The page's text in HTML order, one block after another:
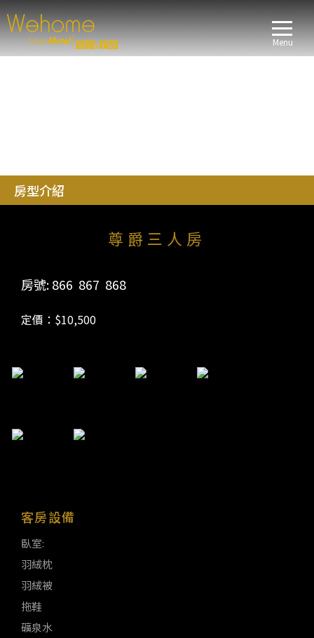
Menu
房型介紹
尊爵三人房
房號: 866 867 868
定價：$10,500
客房設備
臥室:
羽絨枕
羽絨被
拖鞋
礦泉水